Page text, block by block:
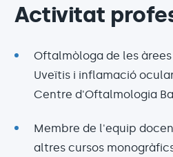
Activitat
Oftalmòloga de les
Uveïtis i inflamació
Centre d'Oftalmologia
Membre de l'equip
altres cursos